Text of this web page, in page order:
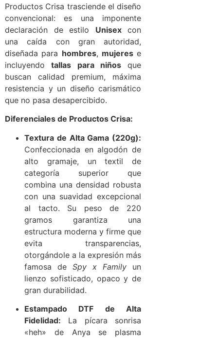
Productos Crisa trasciende el diseño
convencional: es una imponente
declaración de estilo Unisexcon
una caída con gran autoridad,
diseñada para hombres, mujerese
incluyendotallas para niñosque
buscan calidad premium, máxima
resistencia y un diseño carismático
que no pasa desapercibido.
Diferenciales de Productos Crisa:
Textura de Alta Gama (220g):
Confeccionada en algodón de
alto gramaje, un textil de
categoría superior que
combina una densidad robusta
con una suavidad excepcional
al tacto. Su peso de 220
gramos garantiza una
estructura moderna y firme que
evita transparencias,
otorgándole a la expresión más
famosa de Spy x Family un
lienzo sofisticado, opaco y de
gran durabilidad.
Estampado DTF de Alta
Fidelidad: La pícara sonrisa
«heh» de Anya se plasma